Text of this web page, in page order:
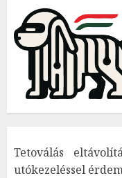
Tetoválás
utókezeléssel